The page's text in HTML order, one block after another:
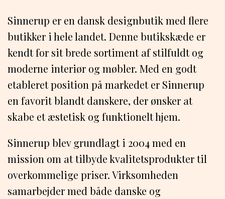
Sinnerup er en dansk designbutik med flere
butikker i hele landet. Denne butikskæde er
kendt for sit brede sortiment af stilfuldt og
moderne interiør og møbler. Med en godt
etableret position på markedet er Sinnerup
en favorit blandt danskere, der ønsker at
skabe et æstetisk og funktionelt hjem.
Sinnerup blev grundlagt i 2004 med en
mission om at tilbyde kvalitetsprodukter til
overkommelige priser. Virksomheden
samarbejder med både danske og